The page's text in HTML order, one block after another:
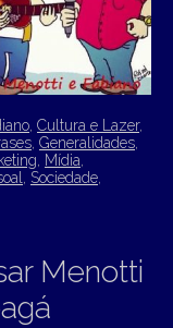
, Cultura e Lazer,
, Generalidades,
, Mídia,
, Sociedade,
Menotti